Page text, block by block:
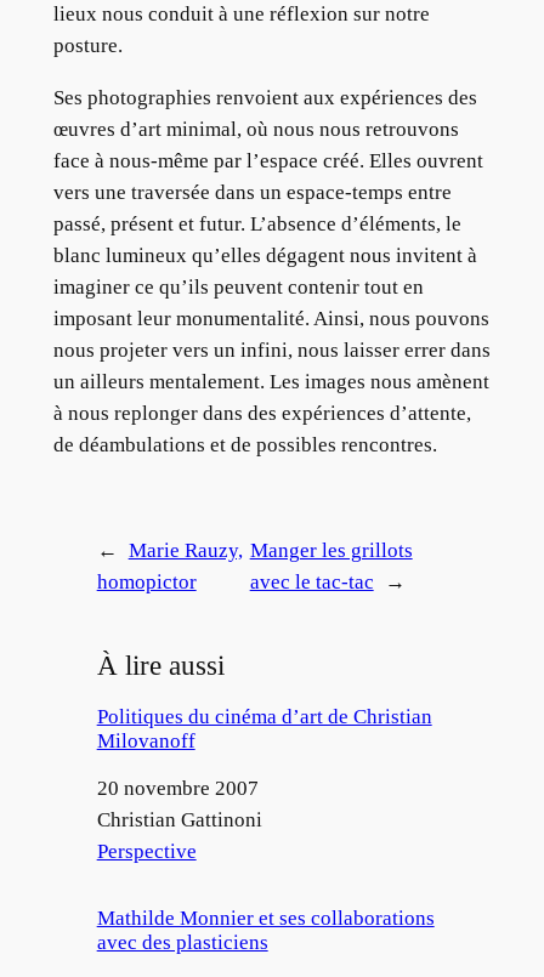
lieux nous conduit à une réflexion sur notre
posture.
Ses photographies renvoient aux expériences des
œuvres d’art minimal, où nous nous retrouvons
face à nous-même par l’espace créé. Elles ouvrent
vers une traversée dans un espace-temps entre
passé, présent et futur. L’absence d’éléments, le
blanc lumineux qu’elles dégagent nous invitent à
imaginer ce qu’ils peuvent contenir tout en
imposant leur monumentalité. Ainsi, nous pouvons
nous projeter vers un infini, nous laisser errer dans
un ailleurs mentalement. Les images nous amènent
à nous replonger dans des expériences d’attente,
de déambulations et de possibles rencontres.
←
Marie Rauzy,
homopictor
Manger les grillots
avec le tac-tac
→
À lire aussi
Politiques du cinéma d’art de Christian
Milovanoff
Date
20 novembre 2007
Auteur
Christian Gattinoni
Par rapport à
Perspective
Mathilde Monnier et ses collaborations
avec des plasticiens